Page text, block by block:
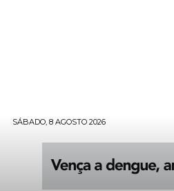
SÁBADO, 8 AGOSTO 2026